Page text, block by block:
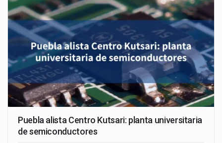
Puebla alista Centro Kutsari: planta universitaria
de semiconductores